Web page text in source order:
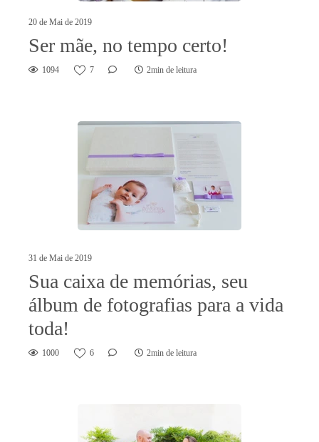
20 de Mai de 2019
Ser mãe, no tempo certo!
1094 7 2min de leitura
31 de Mai de 2019
Sua caixa de memórias, seu
álbum de fotografias para a vida
toda!
1000 6 2min de leitura